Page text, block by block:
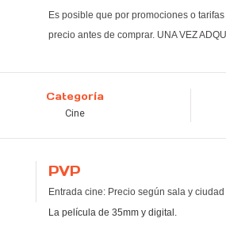
Es posible que por promociones o
precio antes de comprar. ​UNA VEZ
Categoría
Cine
PVP
Entrada cine: Precio según sala y ciudad
La película de 35mm y digital.